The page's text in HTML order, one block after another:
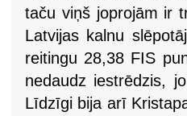
taču viņš joprojām ir
Latvijas kalnu
reitingu 28,38 FIS
nedaudz iestrēdzis,
Līdzīgi bija arī